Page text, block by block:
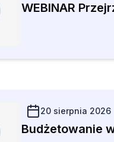
WEBINAR
20 sierpnia 2026
Budżetowanie